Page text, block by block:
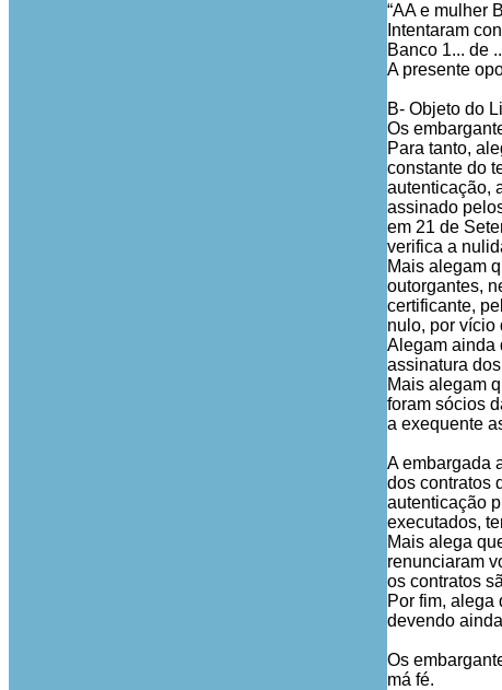
“AA e mulher
Intentaram
Banco 1... de
A presente
B- Objeto do
Os
Para tanto,
constante do
autenticação,
assinado
em 21 de
verifica a
Mais alegam
outorgantes,
certificante,
nulo, por vício
Alegam ainda
assinatura
Mais alegam
foram sócios
a exequente
A embargada
dos contratos
autenticação
executados,
Mais alega
renunciaram
os contratos
Por fim, alega
devendo
Os
má fé.